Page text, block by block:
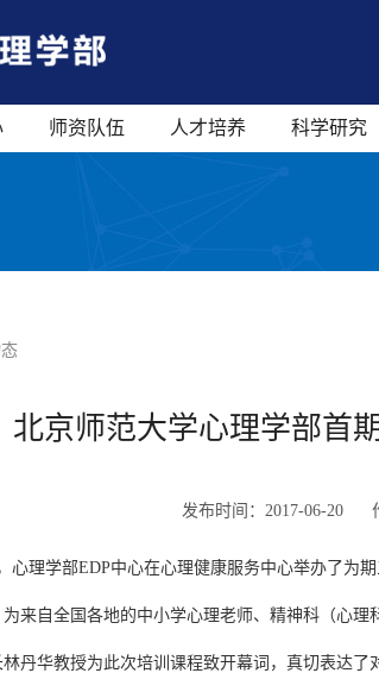
师资队伍 人才培养 科学研究
态
北京师范大学心理学部首
发布时间：2017-06-20
心理学部EDP中心在心理健康服务中心举办了为
来自全国各地的中小学心理老师、精神科（心
丹华教授为此次培训课程致开幕词，真切表达了